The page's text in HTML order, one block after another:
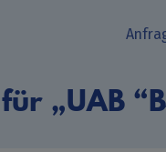
„UAB